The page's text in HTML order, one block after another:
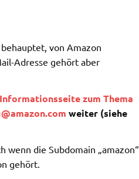
von Amazon
Adresse gehört aber
Informationsseite zum Thema
weiter (siehe
wenn die Subdomain „amazon“
gehört.